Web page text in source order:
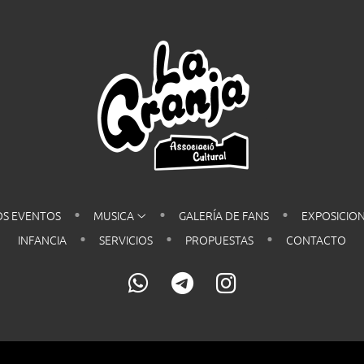
EVENTOS MUSICA GALERÍA DE FANS
INFANCIA
SERVICIOS PROPUESTAS CONTACTO